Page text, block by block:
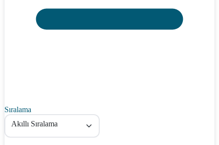
Sıralama
Akıllı Sıralama